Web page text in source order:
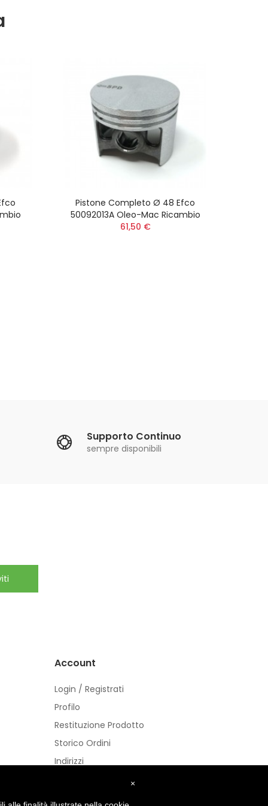
Pistone Completo Ø 48 Efco
50092013A Oleo-Mac Ricambio
61,50 €
Supporto Continuo
sempre disponibili
Account
Login / Registrati
Profilo
Restituzione Prodotto
Storico Ordini
Indirizzi
×